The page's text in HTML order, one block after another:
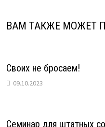
ВАМ ТАКЖЕ МОЖЕТ
Своих не бросаем!
09.10.2023
Семинар для штатных